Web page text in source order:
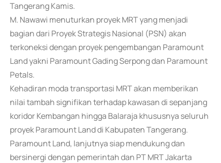
Tangerang Kamis.
M. Nawawi menuturkan proyek MRT yang menjadi
bagian dari Proyek Strategis Nasional (PSN) akan
terkoneksi dengan proyek pengembangan Paramount
Land yakni Paramount Gading Serpong dan Paramount
Petals.
Kehadiran moda transportasi MRT akan memberikan
nilai tambah signifikan terhadap kawasan di sepanjang
koridor Kembangan hingga Balaraja khususnya seluruh
proyek Paramount Land di Kabupaten Tangerang.
Paramount Land, lanjutnya siap mendukung dan
bersinergi dengan pemerintah dan PT MRT Jakarta